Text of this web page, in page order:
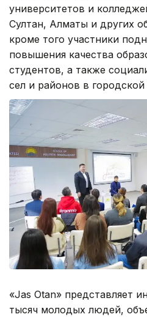
университетов и
Султан, Алматы и других
кроме того участники
повышения качества
студентов, а также
сел и районов в городской
«Jas Otan» представляет
тысяч молодых людей,